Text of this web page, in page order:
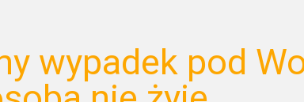
wypadek pod